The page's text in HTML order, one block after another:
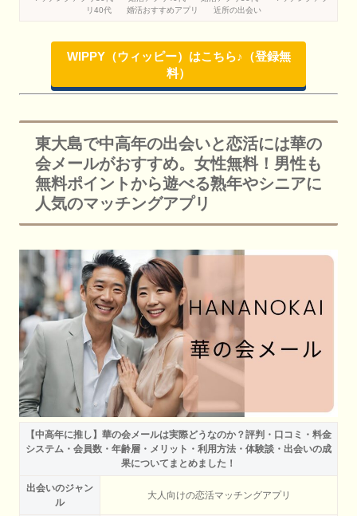
リ40代
婚活おすすめアプリ 近所の出会い
WIPPY（ウィッピー）はこちら♪（登録無
料）
東大島で中高年の出会いと恋活には華の
会メールがおすすめ。女性無料！男性も
無料ポイントから遊べる熟年やシニアに
人気のマッチングアプリ
【中高年に推し】華の会メールは実際どうなのか？評判・口コミ・料金
システム・会員数・年齢層・メリット・利用方法・体験談・出会いの成
果についてまとめました！
出会いのジャン
ル
大人向けの恋活マッチングアプリ